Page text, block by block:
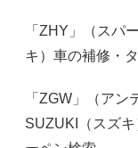
「ZHY」（スパ
キ）車の補修・
「ZGW」（アン
SUZUKI（スズ